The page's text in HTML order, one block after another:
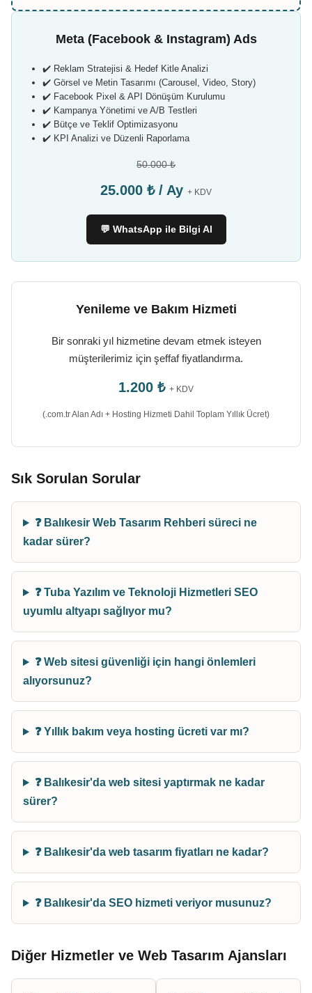
Meta (Facebook & Instagram) Ads
✔️ Reklam Stratejisi & Hedef Kitle Analizi
✔️ Görsel ve Metin Tasarımı (Carousel, Video, Story)
✔️ Facebook Pixel & API Dönüşüm Kurulumu
✔️ Kampanya Yönetimi ve A/B Testleri
✔️ Bütçe ve Teklif Optimizasyonu
✔️ KPI Analizi ve Düzenli Raporlama
50.000 ₺
25.000 ₺ / Ay + KDV
💬 WhatsApp ile Bilgi Al
Yenileme ve Bakım Hizmeti
Bir sonraki yıl hizmetine devam etmek isteyen
müşterilerimiz için şeffaf fiyatlandırma.
1.200 ₺ + KDV
(.com.tr Alan Adı + Hosting Hizmeti Dahil Toplam Yıllık Ücret)
Sık Sorulan Sorular
❓ Balıkesir Web Tasarım Rehberi süreci ne
kadar sürer?
❓ Tuba Yazılım ve Teknoloji Hizmetleri SEO
uyumlu altyapı sağlıyor mu?
❓ Web sitesi güvenliği için hangi önlemleri
alıyorsunuz?
❓ Yıllık bakım veya hosting ücreti var mı?
❓ Balıkesir'da web sitesi yaptırmak ne kadar
sürer?
❓ Balıkesir'da web tasarım fiyatları ne kadar?
❓ Balıkesir'da SEO hizmeti veriyor musunuz?
Diğer Hizmetler ve Web Tasarım Ajansları